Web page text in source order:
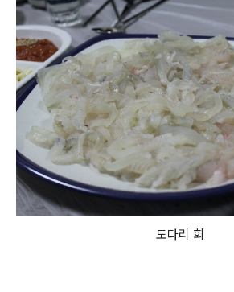
도다리 회